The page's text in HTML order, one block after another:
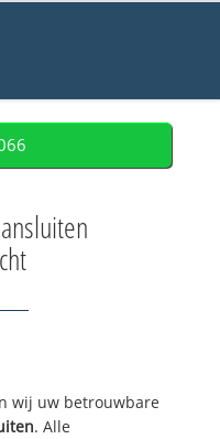
wij uw betrouwbare
. Alle